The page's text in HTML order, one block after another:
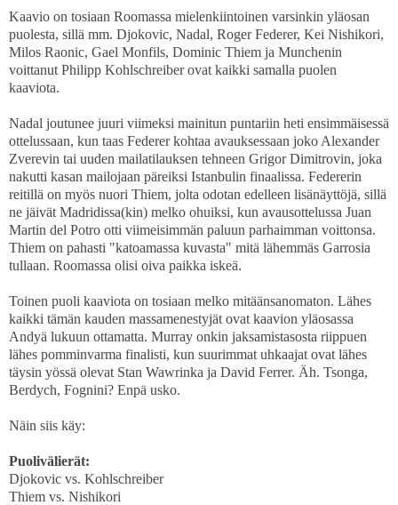
Kaavio on tosiaan Roomassa mielenkiintoinen varsinkin yläosan
puolesta, sillä mm. Djokovic, Nadal, Roger Federer, Kei Nishikori,
Milos Raonic, Gael Monfils, Dominic Thiem ja Munchenin
voittanut Philipp Kohlschreiber ovat kaikki samalla puolen
kaaviota.
Nadal joutunee juuri viimeksi mainitun puntariin heti ensimmäisessä
ottelussaan, kun taas Federer kohtaa avauksessaan joko Alexander
Zverevin tai uuden mailatilauksen tehneen Grigor Dimitrovin, joka
nakutti kasan mailojaan päreiksi Istanbulin finaalissa. Federerin
reitillä on myös nuori Thiem, jolta odotan edelleen lisänäyttöjä, sillä
ne jäivät Madridissa(kin) melko ohuiksi, kun avausottelussa Juan
Martin del Potro otti viimeisimmän paluun parhaimman voittonsa.
Thiem on pahasti "katoamassa kuvasta" mitä lähemmäs Garrosia
tullaan. Roomassa olisi oiva paikka iskeä.
Toinen puoli kaaviota on tosiaan melko mitäänsanomaton. Lähes
kaikki tämän kauden massamenestyjät ovat kaavion yläosassa
Andyä lukuun ottamatta. Murray onkin jaksamistasosta riippuen
lähes pomminvarma finalisti, kun suurimmat uhkaajat ovat lähes
täysin yössä olevat Stan Wawrinka ja David Ferrer. Äh. Tsonga,
Berdych, Fognini? Enpä usko.
Näin siis käy:
Puolivälierät:
Djokovic vs. Kohlschreiber
Thiem vs. Nishikori